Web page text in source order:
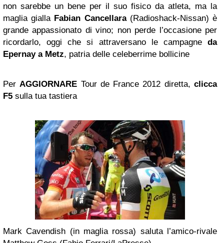
non sarebbe un bene per il suo fisico da atleta, ma la
maglia gialla Fabian Cancellara(Radioshack-Nissan) è
grande appassionato di vino; non perde l’occasione per
ricordarlo, oggi che si attraversano le campagne da
Epernay a Metz, patria delle celeberrime bollicine
PerAGGIORNARE Tour de France 2012 diretta,clicca
F5 sulla tua tastiera
Mark Cavendish (in maglia rossa) saluta l’amico-rivale